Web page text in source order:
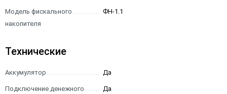
Модель фискального
накопителя
ФН-1.1
Технические
Аккумулятор Да
Подключение денежного
Да